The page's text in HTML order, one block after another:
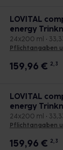
LOVITAL
energy
24x200 ml •
Pflichtangaben
159,96 € 2, 3
LOVITAL
energy
24x200 ml •
Pflichtangaben
159,96 € 2, 3